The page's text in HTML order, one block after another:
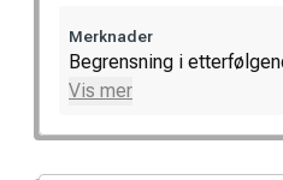
Merknader
Begrensning i
Vis mer